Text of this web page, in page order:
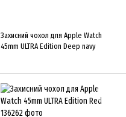
Захисний чохол для Apple Watch
45mm ULTRA Edition Deep navy